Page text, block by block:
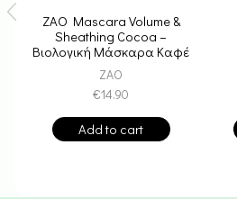
ZAO Mascara Volume &
Sheathing Cocoa –
Βιολογική Μάσκαρα Καφέ
Refill
ZAO
€14.90
Add to cart